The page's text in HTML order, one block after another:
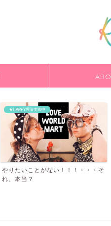
★HAPPY理論実践中
やりたいことがない！！！・・・そ
れ、本当？